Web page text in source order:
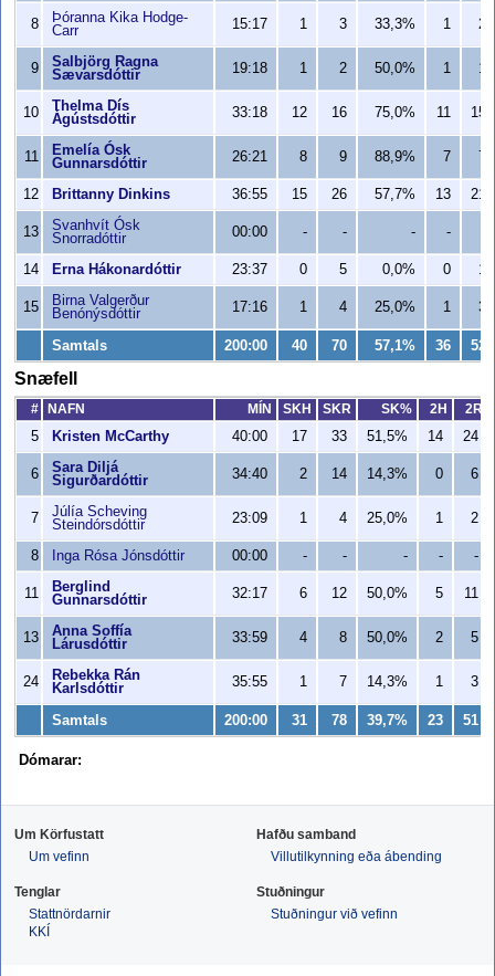
8
Þóranna Kika Hodge-
Carr
15:17 1 3 33,3% 1 2
9
Salbjörg Ragna
Sævarsdóttir
19:18 1 2 50,0% 1 1
10
Thelma Dís
Ágústsdóttir
33:18 12 16 75,0% 11 15
11
Emelía Ósk
Gunnarsdóttir
26:21 8 9 88,9% 7
12 Brittanny Dinkins 36:55 15 26 57,7% 13 21
13
Svanhvít Ósk
Snorradóttir
00:00 - - - -
14 Erna Hákonardóttir 23:37 0 5 0,0% 0 1
15
Birna Valgerður
Benónýsdóttir
17:16 1 4 25,0% 1 3
Samtals 200:00 40 70 57,1% 36 52
Snæfell
# NAFN MÍN SKH SKR SK% 2H
2R
5
Kristen McCarthy 40:00 17 33 51,5% 14 24
6
Sara Diljá
Sigurðardóttir
34:40 2 14 14,3% 0 6
7
Júlía Scheving
Steindórsdóttir
23:09 1 4 25,0% 1 2
8 Inga Rósa Jónsdóttir 00:00 - - - - -
11
Berglind
Gunnarsdóttir
32:17 6 12 50,0% 5 11
13
Anna Soffía
Lárusdóttir
33:59 4 8 50,0% 2 5
24
Rebekka Rán
Karlsdóttir
35:55 1 7 14,3% 1 3
Samtals 200:00 31 78 39,7% 23 51
Dómarar:
Um Körfustatt
Um vefinn
Hafðu samband
Villutilkynning eða ábending
Tenglar
Stattnördarnir
KKÍ
Stuðningur
Stuðningur við vefinn